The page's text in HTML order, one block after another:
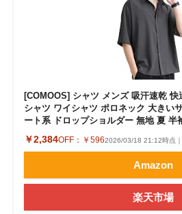
[COMOOS] シャツ メンズ 吸汗速乾
シャツ ワイシャツ ポロネック 大きい
ート系 ドロップショルダー 無地 夏 半
￥2,384OFF： ￥5962026/03/18 21:12時点
Amazon
楽天市場